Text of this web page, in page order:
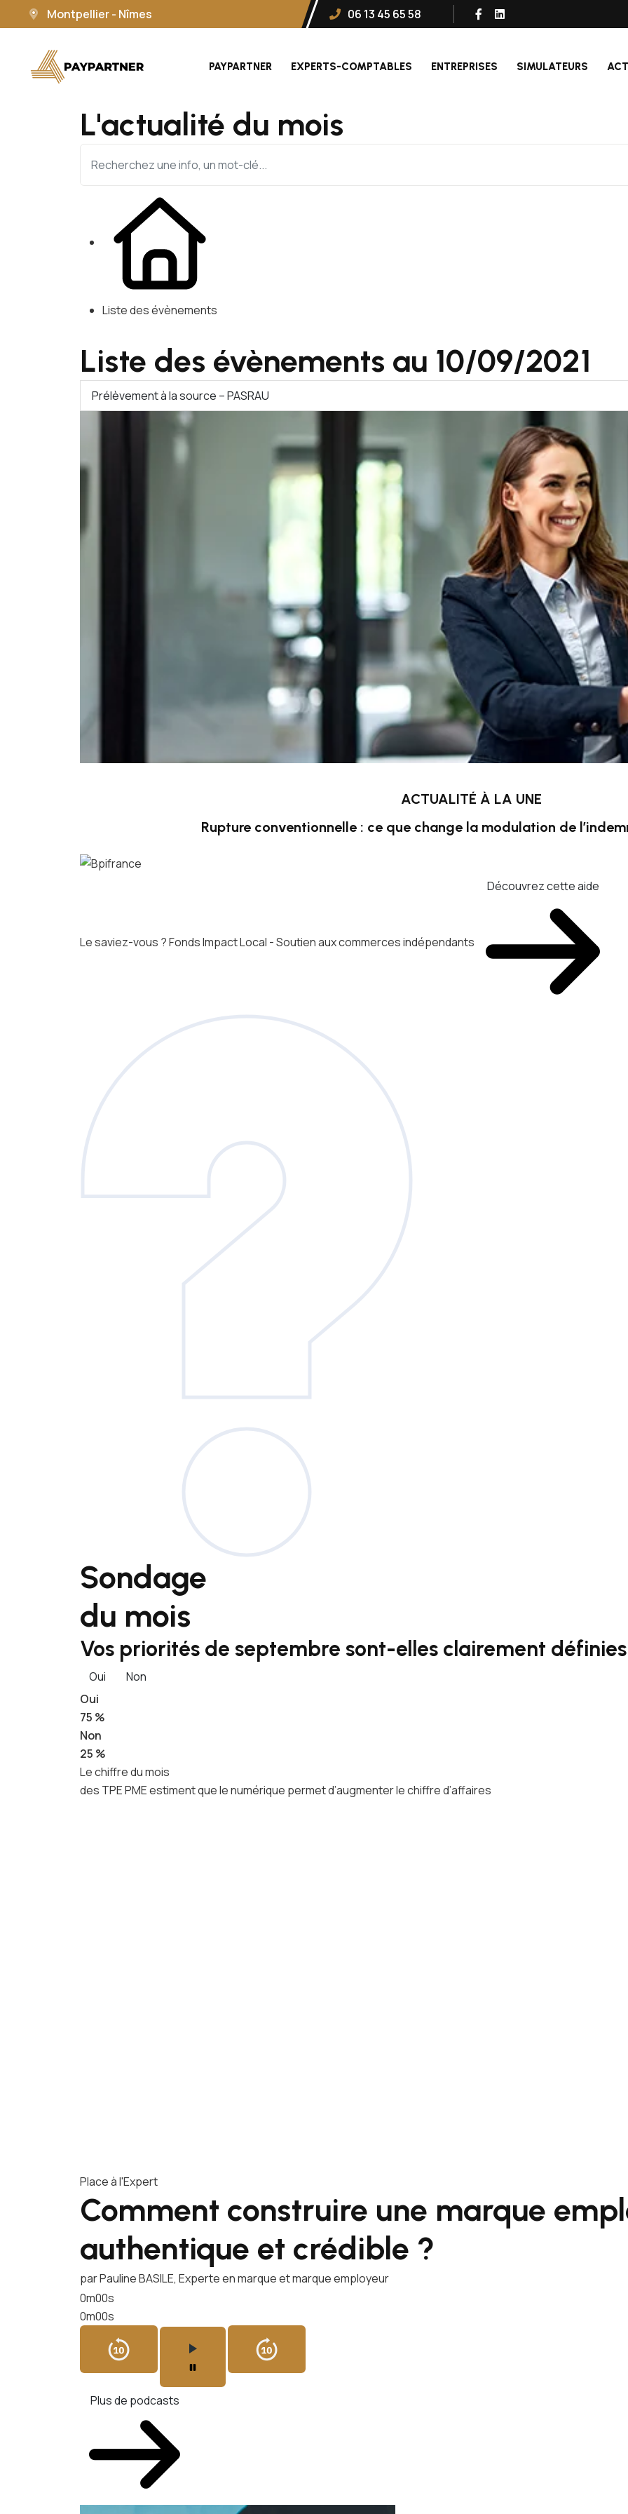
Montpellier - Nîmes 06 13 45 65 58
PAYPARTNER EXPERTS-COMPTABLES ENTREPRISES SIMULATEURS
L'actualité du mois
Liste des évènements
Liste des évènements au 10/09/2021
Prélèvement à la source – PASRAU
ACTUALITÉ À LA UNE
Rupture conventionnelle : ce que change la modulation de
Le saviez-vous ?Fonds Impact Local - Soutien aux commerces indépendants
Découvrez cette aide
Sondage
du mois
Vos priorités de septembre sont-elles clairement
Oui
Non
Oui
75 %
Non
25 %
Le chiffre du mois
des TPE PME estiment que le numérique permet d’augmenter le chiffre d’affaires
Place à l'Expert
Comment construire une marque
authentique et crédible ?
par Pauline BASILE, Experte en marque et marque employeur
0m00s
0m00s
Plus de podcasts